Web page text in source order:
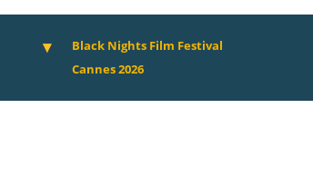
Black Nights Film Festival
Cannes 2026